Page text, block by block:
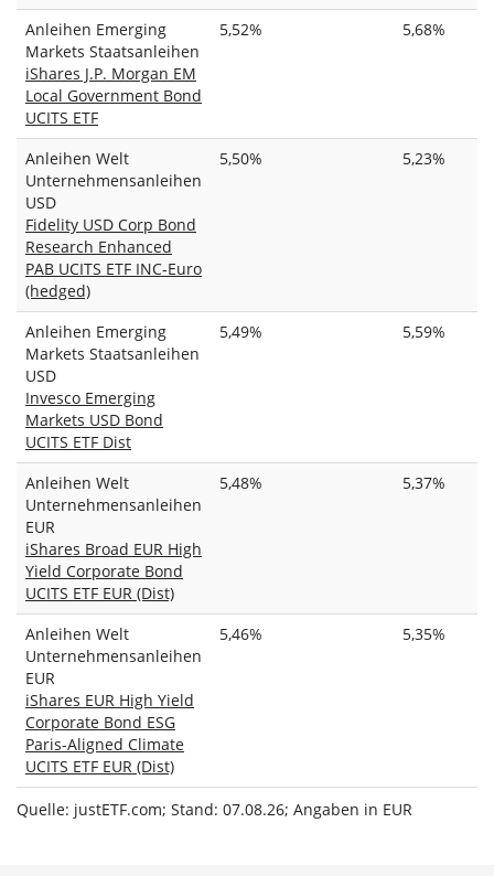
Anleihen Emerging
Markets Staatsanleihen
iShares J.P. Morgan EM
Local Government Bond
UCITS ETF
5,52% 5,68%
Anleihen Welt
Unternehmensanleihen
USD
Fidelity USD Corp Bond
Research Enhanced
PAB UCITS ETF INC-Euro
(hedged)
5,50% 5,23%
Anleihen Emerging
Markets Staatsanleihen
USD
Invesco Emerging
Markets USD Bond
UCITS ETF Dist
5,49% 5,59%
Anleihen Welt
Unternehmensanleihen
EUR
iShares Broad EUR High
Yield Corporate Bond
UCITS ETF EUR (Dist)
5,48% 5,37%
Anleihen Welt
Unternehmensanleihen
EUR
iShares EUR High Yield
Corporate Bond ESG
Paris-Aligned Climate
UCITS ETF EUR (Dist)
5,46% 5,35%
Quelle: justETF.com; Stand: 07.08.26; Angaben in EUR